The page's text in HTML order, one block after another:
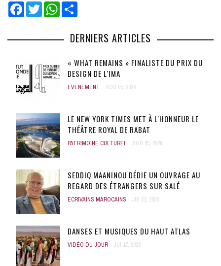
Facebook
TwitterWhatsApp
DERNIERS ARTICLES
« WHAT REMAINS » FINALISTE DU PRIX DU
DESIGN DE L'IMA
ÉVÈNEMENT AOÛ 05, 2026
LE NEW YORK TIMES MET À L'HONNEUR LE
THÉÂTRE ROYAL DE RABAT
PATRIMOINE CULTUREL AOÛ 05, 2026
SEDDIQ MAANINOU DÉDIE UN OUVRAGE AU
REGARD DES ÉTRANGERS SUR SALÉ
ECRIVAINS MAROCAINS JUI 21, 2026
DANSES ET MUSIQUES DU HAUT ATLAS
VIDÉO DU JOUR JUI 17, 2026